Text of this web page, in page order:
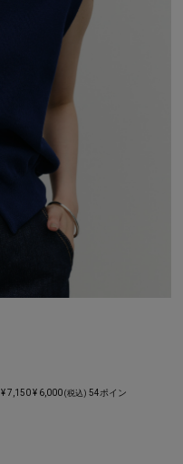
¥ 7,150¥ 6,000 (税込) 54ポイン